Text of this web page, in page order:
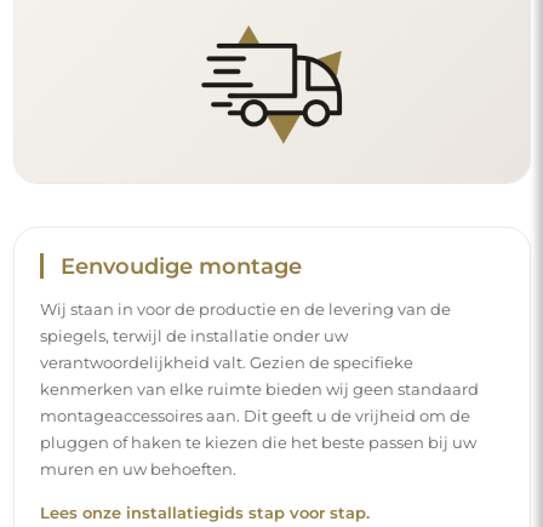
Eenvoudige montage
Wij staan in voor de productie en de levering van de
spiegels, terwijl de installatie onder uw
verantwoordelijkheid valt. Gezien de specifieke
kenmerken van elke ruimte bieden wij geen standaard
montageaccessoires aan. Dit geeft u de vrijheid om de
pluggen of haken te kiezen die het beste passen bij uw
muren en uw behoeften.
Lees onze installatiegids stap voor stap.